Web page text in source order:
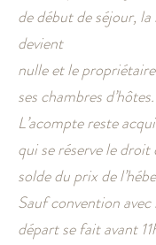
de début de séjour,
devient
nulle et le
ses chambres d’hôtes.
L’acompte reste
qui se réserve le
solde du prix de
Sauf convention
départ se fait avant